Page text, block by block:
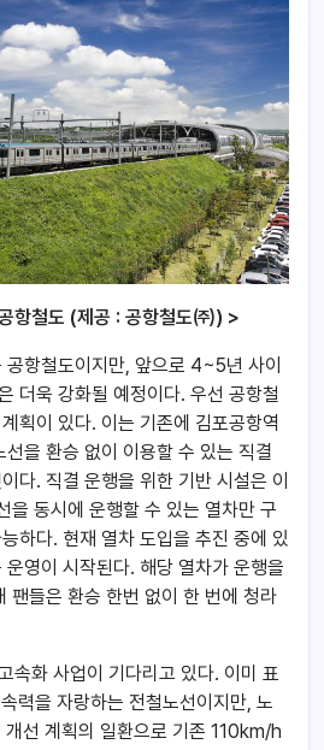
항철도 (제공 : 공항철도㈜) >
항철도이지만, 앞으로 4~5년 사이
더욱 강화될 예정이다. 우선 공항철
획이 있다. 이는 기존에 김포공항역
을 환승 없이 이용할 수 있는 직결
다. 직결 운행을 위한 기반 시설은 이
을 동시에 운행할 수 있는 열차만 구
하다. 현재 열차 도입을 추진 중에 있
영이 시작된다. 해당 열차가 운행을
팬들은 환승 한번 없이 한 번에 청라
속화 사업이 기다리고 있다. 이미 표
력을 자랑하는 전철노선이지만, 노
선 계획의 일환으로 기존 110km/h